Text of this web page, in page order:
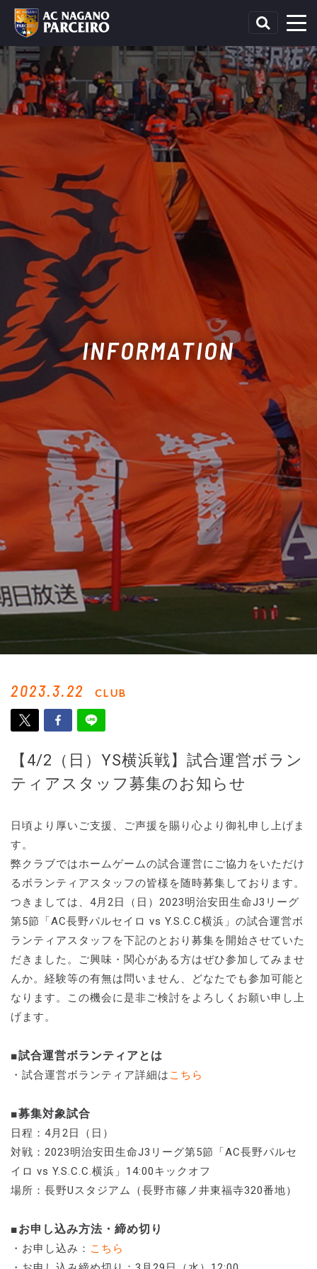
INFORMATION
2023.3.22 CLUB
【4/2（日）YS横浜戦】試合運営ボラン
ティアスタッフ募集のお知らせ
日頃より厚いご支援、ご声援を賜り心より御礼申し上げま
す。
弊クラブではホームゲームの試合運営にご協力をいただけ
るボランティアスタッフの皆様を随時募集しております。
つきましては、4月2日（日）2023明治安田生命J3リーグ
第5節「AC長野パルセイロ vs Y.S.C.C横浜」の試合運営ボ
ランティアスタッフを下記のとおり募集を開始させていた
だきました。ご興味・関心がある方はぜひ参加してみませ
んか。経験等の有無は問いません、どなたでも参加可能と
なります。この機会に是非ご検討をよろしくお願い申し上
げます。
■試合運営ボランティアとは
・試合運営ボランティア詳細は こちら
■募集対象試合
日程：4月2日（日）
対戦：2023明治安田生命J3リーグ第5節「AC長野パルセ
イロ vs Y.S.C.C.横浜」14:00キックオフ
場所：長野Uスタジアム（長野市篠ノ井東福寺320番地）
■お申し込み方法・締め切り
・お申し込み： こちら